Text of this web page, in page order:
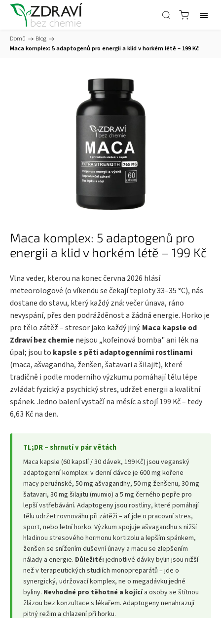
Domů / Blog /
Maca komplex: 5 adaptogenů pro energii a klid v horkém létě – 199 Kč
Maca komplex: 5 adaptogenů pro
energii a klid v horkém létě – 199 Kč
Vlna veder, kterou na konec června 2026 hlásí
meteorologové (o víkendu se čekají teploty 33–35 °C), nás
dostane do stavu, který každý zná: večer únava, ráno
nevyspání, přes den podrážděnost a žádná energie. Horko je
pro tělo zátěž – stresor jako každý jiný. Maca kapsle od
Zdraví bez chemie nejsou „kofeinová bomba" ani lék na
úpal; jsou to kapsle s pěti adaptogenními rostlinami
(maca, ašvagandha, ženšen, šatavari a šilajit), které
tradičně i podle moderního výzkumu pomáhají tělu lépe
zvládat fyzický a psychický stres, udržet energii a kvalitní
spánek. Jedno balení vystačí na měsíc a stojí 199 Kč – tedy
6,63 Kč na den.
TL;DR – shrnutí v pár větách
Maca kapsle (60 kapslí / 30 dávek, 199 Kč) jsou veganský
adaptogenní komplex: v denní dávce je 600 mg kořene
macy peruánské, 50 mg ašvagandhy, 50 mg ženšenu, 30 mg
šatavari, 30 mg šilajitu (mumio) a 5 mg černého pepře pro
lepší vstřebávání. Adaptogeny jsou rostliny, které pomáhají
tělu udržet rovnováhu při zátěži – ať jde o pracovní stres,
sport, nebo letní horko. Výzkum spojuje ašvagandhu s nižší
hladinou stresového hormonu kortizolu a lepším spánkem,
ženšen se snížením duševní únavy a macu se zlepšením
nálady a energie. Důležité: jednotlivé dávky bylin jsou nižší
než v terapeutických studiích monopreparátů – jde o
synergický, udržovací komplex, ne o megadávku jedné
byliny. Nevhodné pro těhotné a kojícía osoby se štítnou
žlázou bez konzultace s lékařem. Adaptogeny nenahrazují
pitný režim a chlazení při horku.